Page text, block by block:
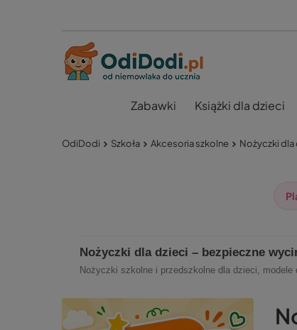
Zabawki Książki dla dzieci
OdiDodi Szkoła Akcesoria szkolne Nożyczki dla
Nożyczki dla dzieci – bezpieczne
Nożyczki szkolne i przedszkolne dla dzieci,